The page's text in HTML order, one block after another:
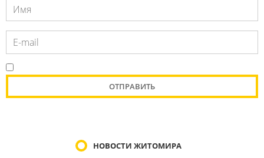
НОВОСТИ ЖИТОМИРА